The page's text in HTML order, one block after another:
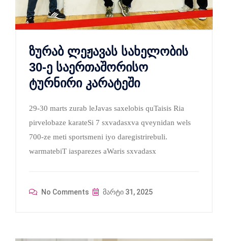
ზურაბ ლეჟავას სახელობის
30-ე საერთაშორისო
ტურნირი კარატეში
29-30 marts zurab leJavas saxelobis quTaisis Ria
pirvelobaze karateSi 7 sxvadasxva qveynidan wels
700-ze meti sportsmeni iyo daregistrirebuli.
warmatebiT iasparezes aWaris sxvadasx
No Comments მარტი 31, 2025